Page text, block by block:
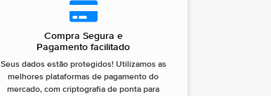
Compra Segura e
Pagamento facilitado
Seus dados estão protegidos! Utilizamos as
melhores plataformas de pagamento do
mercado, com criptografia de ponta para